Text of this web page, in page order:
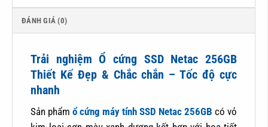
ĐÁNH GIÁ (0)
Trải nghiệm Ổ cứng SSD Netac 256GB
Thiết Kế Đẹp & Chắc chắn – Tốc độ cực
nhanh
Sản phẩm ổ cứng máy tính SSD Netac 256GB có vỏ